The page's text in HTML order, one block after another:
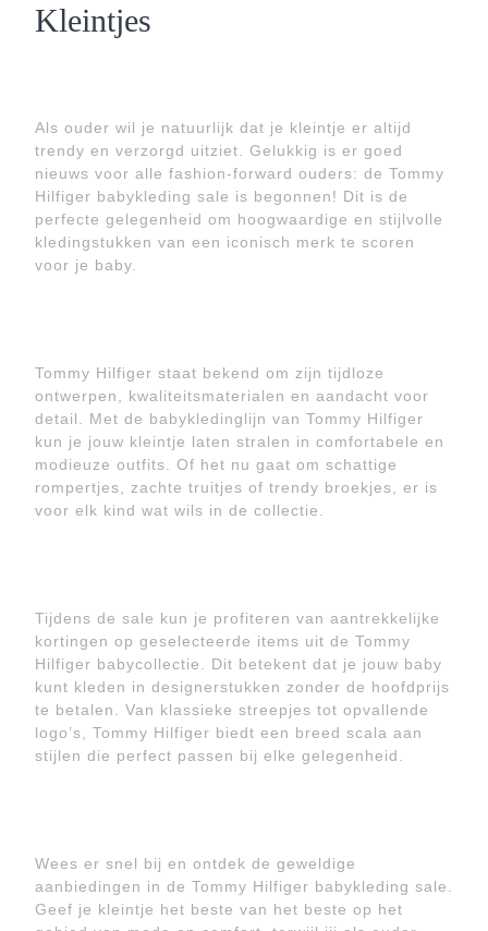
Kleintjes
Als ouder wil je natuurlijk dat je kleintje er altijd
trendy en verzorgd uitziet. Gelukkig is er goed
nieuws voor alle fashion-forward ouders: de Tommy
Hilfiger babykleding sale is begonnen! Dit is de
perfecte gelegenheid om hoogwaardige en stijlvolle
kledingstukken van een iconisch merk te scoren
voor je baby.
Tommy Hilfiger staat bekend om zijn tijdloze
ontwerpen, kwaliteitsmaterialen en aandacht voor
detail. Met de babykledinglijn van Tommy Hilfiger
kun je jouw kleintje laten stralen in comfortabele en
modieuze outfits. Of het nu gaat om schattige
rompertjes, zachte truitjes of trendy broekjes, er is
voor elk kind wat wils in de collectie.
Tijdens de sale kun je profiteren van aantrekkelijke
kortingen op geselecteerde items uit de Tommy
Hilfiger babycollectie. Dit betekent dat je jouw baby
kunt kleden in designerstukken zonder de hoofdprijs
te betalen. Van klassieke streepjes tot opvallende
logo’s, Tommy Hilfiger biedt een breed scala aan
stijlen die perfect passen bij elke gelegenheid.
Wees er snel bij en ontdek de geweldige
aanbiedingen in de Tommy Hilfiger babykleding sale.
Geef je kleintje het beste van het beste op het